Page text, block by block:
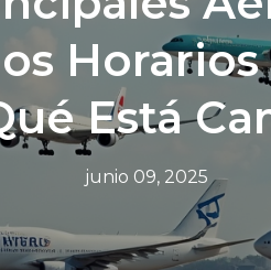
Está
junio 09, 2025